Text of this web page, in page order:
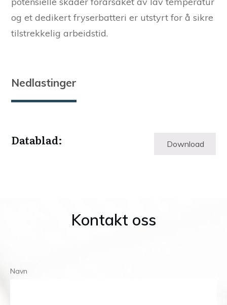
og et dedikert fryserbatteri er utstyrt for å sikre
tilstrekkelig arbeidstid.
Nedlastinger
Datablad: Download
Kontakt oss
Navn